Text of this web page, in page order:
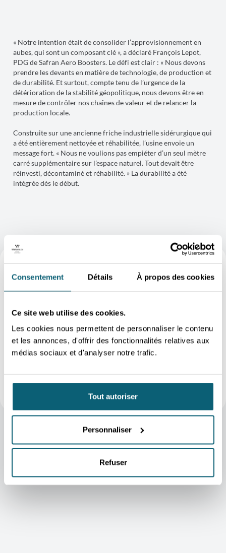
Consentement Détails À propos des cookies
Ce site web utilise des cookies.
Les cookies nous permettent de personnaliser le contenu
et les annonces, d'offrir des fonctionnalités relatives aux
médias sociaux et d'analyser notre trafic.
Tout autoriser
Personnaliser
Refuser
« Notre intention était de consolider l’approvisionnement en
aubes, qui sont un composant clé », a déclaré François Lepot,
PDG de Safran Aero Boosters. Le défi est clair : « Nous devons
prendre les devants en matière de technologie, de production et
de durabilité. Et surtout, compte tenu de l’urgence de la
détérioration de la stabilité géopolitique, nous devons être en
mesure de contrôler nos chaînes de valeur et de relancer la
production locale.
Construite sur une ancienne friche industrielle sidérurgique qui
a été entièrement nettoyée et réhabilitée, l’usine envoie un
message fort. « Nous ne voulions pas empiéter d’un seul mètre
carré supplémentaire sur l’espace naturel. Tout devait être
réinvesti, décontaminé et réhabilité. » La durabilité a été
intégrée dès le début.
Notre intention était
de consolider
l’approvisionnement en
pales, qui constituent un
François Lepot
CEO de Safran Aero Boosters